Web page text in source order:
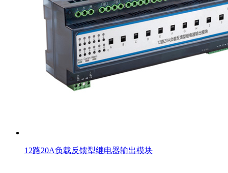
12路20A负载反馈型继电器输出模块